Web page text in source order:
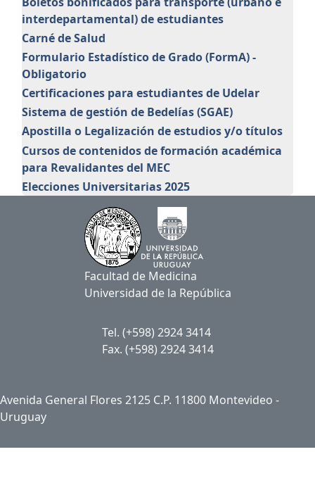
interdepartamental) de estudiantes
Carné de Salud
Formulario Estadístico de Grado (FormA) -
Obligatorio
Certificaciones para estudiantes de Udelar
Sistema de gestión de Bedelías (SGAE)
Apostilla o Legalización de estudios y/o títulos
Cursos de contenidos de formación académica
para Revalidantes del MEC
Elecciones Universitarias 2025
Facultad de Medicina
Universidad de la República
Tel. (+598) 2924 3414
Fax. (+598) 2924 3414
Avenida General Flores 2125 C.P. 11800 Montevideo -
Uruguay